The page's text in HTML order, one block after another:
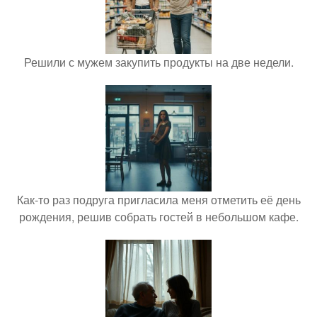
Решили с мужем закупить продукты на две недели.
Как-то раз подруга пригласила меня отметить её день
рождения, решив собрать гостей в небольшом кафе.